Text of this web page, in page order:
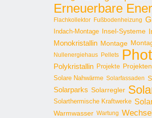
Erneuerbare
Flachkollektor Fußbodenheizung
Indach-Montage Insel-Systeme
Monokristallin Montage
Nullenergiehaus Pellets
Polykristallin Projekte
Solare Nahwärme Solarfassaden
Solarparks Solarregler
Solarthermische Kraftwerke
Warmwasser Wartung